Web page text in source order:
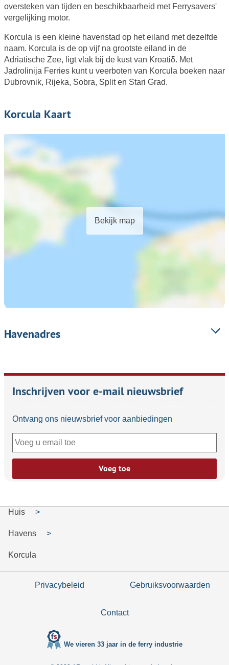
oversteken van tijden en beschikbaarheid met Ferrysavers'
vergelijking motor.
Korcula is een kleine havenstad op het eiland met dezelfde
naam. Korcula is de op vijf na grootste eiland in de
Adriatische Zee, ligt vlak bij de kust van Kroatiδ. Met
Jadrolinija Ferries kunt u veerboten van Korcula boeken naar
Dubrovnik, Rijeka, Sobra, Split en Stari Grad.
Korcula Kaart
Bekijk map
Havenadres
Inschrijven voor e-mail nieuwsbrief
Ontvang ons nieuwsbrief voor aanbiedingen
Voeg toe
Huis
Havens
Korcula
Privacybeleid Gebruiksvoorwaarden
Contact
We vieren 33 jaar in de ferry industrie